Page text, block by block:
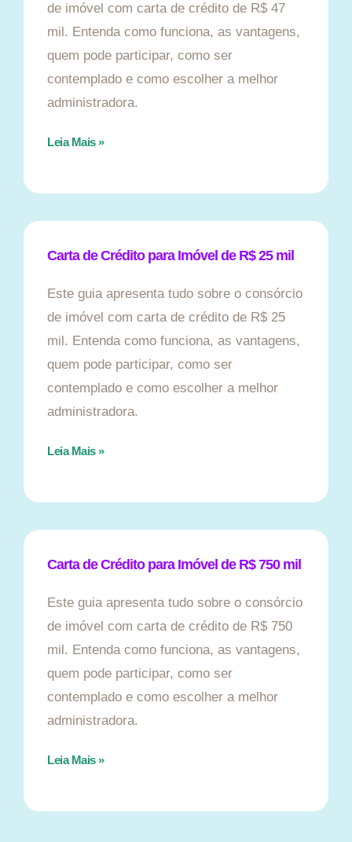
de imóvel com carta de crédito de R$ 47
mil. Entenda como funciona, as vantagens,
quem pode participar, como ser
contemplado e como escolher a melhor
administradora.
Leia Mais »
Carta de Crédito para Imóvel de R$ 25 mil
Este guia apresenta tudo sobre o consórcio
de imóvel com carta de crédito de R$ 25
mil. Entenda como funciona, as vantagens,
quem pode participar, como ser
contemplado e como escolher a melhor
administradora.
Leia Mais »
Carta de Crédito para Imóvel de R$ 750 mil
Este guia apresenta tudo sobre o consórcio
de imóvel com carta de crédito de R$ 750
mil. Entenda como funciona, as vantagens,
quem pode participar, como ser
contemplado e como escolher a melhor
administradora.
Leia Mais »